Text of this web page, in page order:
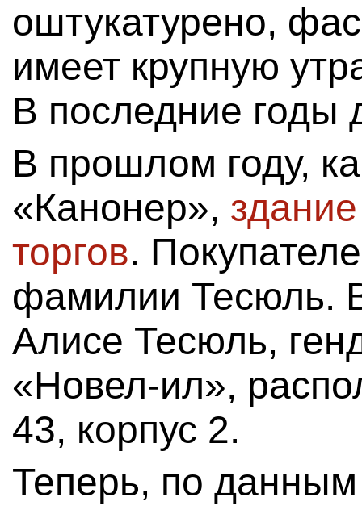
оштукатурено,
имеет крупную
В последние годы
В прошлом году,
«Канонер»,
торгов.
фамилии Тесюль.
Алисе Тесюль,
«Новел-ил»,
43, корпус 2.
Теперь, по